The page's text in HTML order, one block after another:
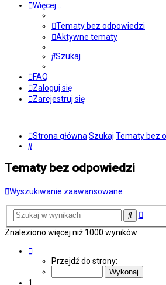
Więcej…
Tematy bez odpowiedzi
Aktywne tematy
Szukaj
FAQ
Zaloguj się
Zarejestruj się
Strona główna Szukaj Tematy bez
Szukaj
Tematy bez odpowiedzi
Wyszukiwanie zaawansowane
Szukaj
Znaleziono więcej niż 1000 wyników
Przejdź do strony:
1